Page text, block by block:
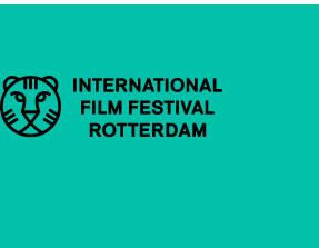
Belangrijke links